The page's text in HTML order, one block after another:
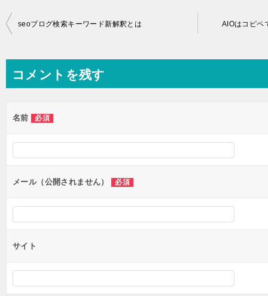
投
ナ
ビ
ー
ョ
ン
seoブログ検索キーワード新解釈とは AIOはコピペ
コメントを残す
名前 必須
メール（公開されません） 必須
サイト